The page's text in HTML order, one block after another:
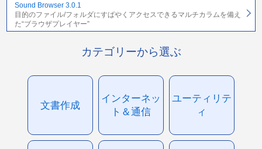
Sound Browser 3.0.1
目的のファイル/フォルダにすばやくアクセスできるマルチカラムを備え
た“ブラウザプレイヤー”
カテゴリーから選ぶ
文書作成
インターネッ
ト＆通信
ユーティリテ
ィ